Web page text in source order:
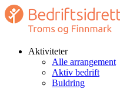
Aktiviteter
Alle arrangement
Aktiv bedrift
Buldring